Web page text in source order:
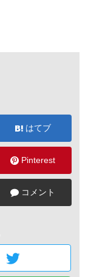
はてブ
Pinterest
コメント